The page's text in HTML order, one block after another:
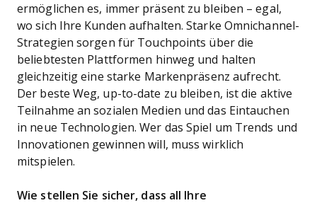
ermöglichen es, immer präsent zu bleiben – egal,
wo sich Ihre Kunden aufhalten. Starke Omnichannel-
Strategien sorgen für Touchpoints über die
beliebtesten Plattformen hinweg und halten
gleichzeitig eine starke Markenpräsenz aufrecht.
Der beste Weg, up-to-date zu bleiben, ist die aktive
Teilnahme an sozialen Medien und das Eintauchen
in neue Technologien. Wer das Spiel um Trends und
Innovationen gewinnen will, muss wirklich
mitspielen.
Wie stellen Sie sicher, dass all Ihre